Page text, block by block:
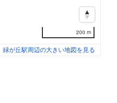
200 m
緑が丘駅周辺の大きい地図を見る